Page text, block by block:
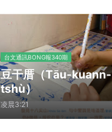
台文通訊BONG報340期
豆干厝（Tāu-kuann-
tshù）
凌晨3:21